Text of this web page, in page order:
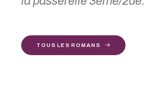
TOUS LES ROMANS